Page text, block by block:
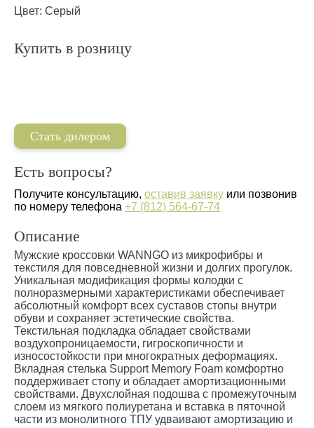
Цвет: Серый
Купить в розницу
Стать дилером
Есть вопросы?
Получите консультацию, оставив заявку или позвонив
по номеру телефона +7 (812) 564-67-74
Описание
Мужские кроссовки WANNGO из микрофибры и
текстиля для повседневной жизни и долгих прогулок.
Уникальная модификация формы колодки с
полноразмерными характеристиками обеспечивает
абсолютный комфорт всех суставов стопы внутри
обуви и сохраняет эстетические свойства.
Текстильная подкладка обладает свойствами
воздухопроницаемости, гигроскопичности и
износостойкости при многократных деформациях.
Вкладная стелька Support Memory Foam комфортно
поддерживает стопу и обладает амортизационными
свойствами. Двухслойная подошва с промежуточным
слоем из мягкого полиуретана и вставка в пяточной
части из монолитного ТПУ удваивают амортизацию и